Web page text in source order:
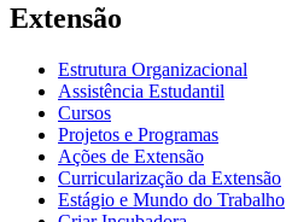
Extensão
Estrutura Organizacional
Assistência Estudantil
Cursos
Projetos e Programas
Ações de Extensão
Curricularização da Extensão
Estágio e Mundo do Trabalho